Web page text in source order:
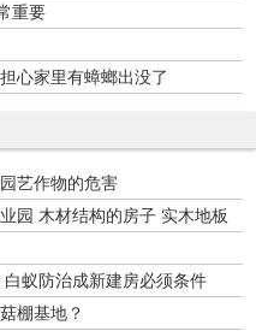
重要
心家里有蟑螂出没了
艺作物的危害
园 木材结构的房子 实木地板
蚁防治成新建房必须条件
棚基地？